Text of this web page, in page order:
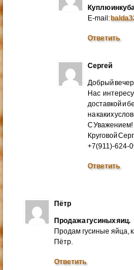
Куплю
E-mail:
Ответить
Сергей
Добрый
Нас
доставкой и
на каких
С Уважением!
Круговой
+7(911)-624-
Ответить
Пётр
Продажа гусиных яиц.
Продам гусиные яйца,
Пётр.
Ответить